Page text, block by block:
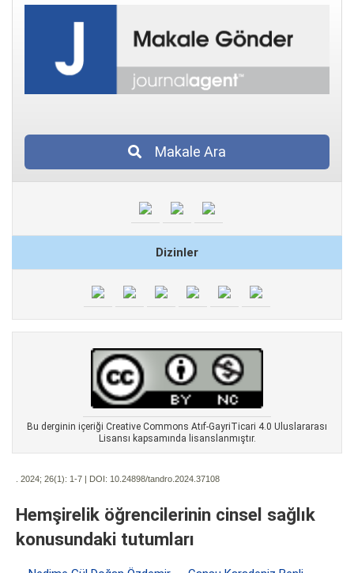
Makale Ara
Dizinler
Bu derginin içeriği Creative Commons Atıf-GayriTicari 4.0 Uluslararası
Lisansı kapsamında lisanslanmıştır.
. 2024; 26(1): 1-7 | DOI: 10.24898/tandro.2024.37108
Hemşirelik öğrencilerinin cinsel sağlık
konusundaki tutumları